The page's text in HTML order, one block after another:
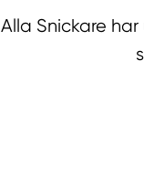
Alla Snickare